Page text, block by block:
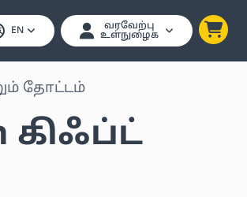
EN
வரவேற்பு
உள்நுழைக
தோட்டம்
கிஃப்ட்